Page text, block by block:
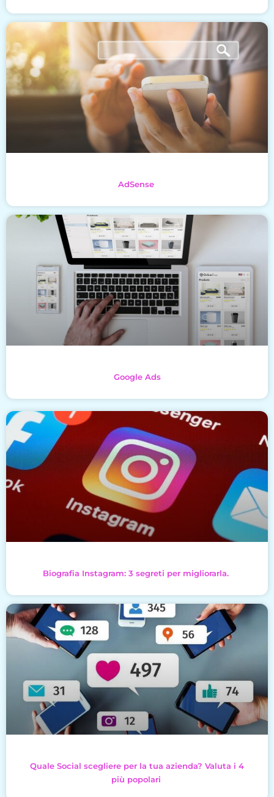
AdSense
Google Ads
Biografia Instagram: 3 segreti per migliorarla.
Quale Social scegliere per la tua azienda? Valuta i 4
più popolari